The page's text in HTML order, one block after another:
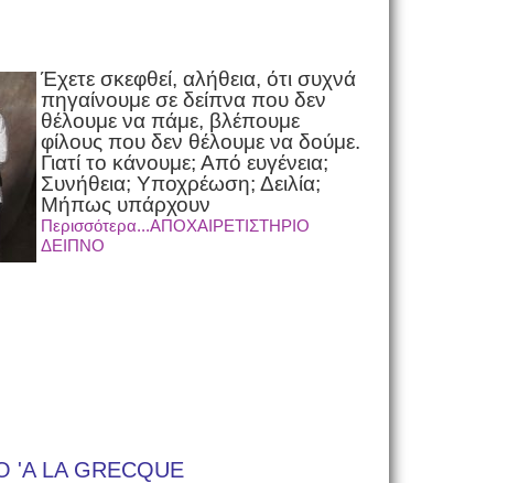
Έχετε σκεφθεί, αλήθεια, ότι συχνά
πηγαίνουμε σε δείπνα που δεν
θέλουμε να πάμε, βλέπουμε
φίλους που δεν θέλουμε να δούμε.
Γιατί το κάνουμε; Από ευγένεια;
Συνήθεια; Υποχρέωση; Δειλία;
Μήπως υπάρχουν
Περισσότερα...ΑΠΟΧΑΙΡΕΤΙΣΤΗΡΙΟ
ΔΕΙΠΝΟ
LA GRECQUE